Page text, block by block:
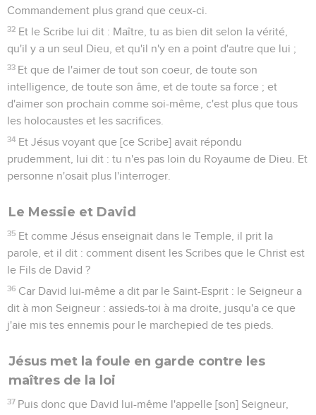
Commandement plus grand que ceux-ci.
32 Et le Scribe lui dit : Maître, tu as bien dit selon la vérité,
qu'il y a un seul Dieu, et qu'il n'y en a point d'autre que lui ;
33 Et que de l'aimer de tout son coeur, de toute son
intelligence, de toute son âme, et de toute sa force ; et
d'aimer son prochain comme soi-même, c'est plus que tous
les holocaustes et les sacrifices.
34 Et Jésus voyant que [ce Scribe] avait répondu
prudemment, lui dit : tu n'es pas loin du Royaume de Dieu. Et
personne n'osait plus l'interroger.
Le Messie et David
35 Et comme Jésus enseignait dans le Temple, il prit la
parole, et il dit : comment disent les Scribes que le Christ est
le Fils de David ?
36 Car David lui-même a dit par le Saint-Esprit : le Seigneur a
dit à mon Seigneur : assieds-toi à ma droite, jusqu'a ce que
j'aie mis tes ennemis pour le marchepied de tes pieds.
Jésus met la foule en garde contre les
maîtres de la loi
37 Puis donc que David lui-même l'appelle [son] Seigneur,